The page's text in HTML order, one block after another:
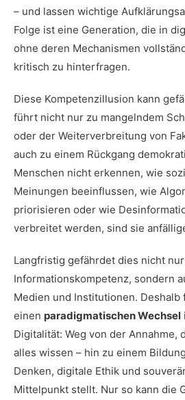
– und lassen wichtige
Folge ist eine Generation, die in
ohne deren Mechanismen
kritisch zu hinterfragen.
Diese Kompetenzillusion kann
führt nicht nur zu mangelndem
oder der Weiterverbreitung von
auch zu einem Rückgang
Menschen nicht erkennen, wie
Meinungen beeinflussen, wie
priorisieren oder wie
verbreitet werden, sind sie
Langfristig gefährdet dies nicht
Informationskompetenz, sondern
Medien und Institutionen.
einen paradigmatischen Wechsel
Digitalität: Weg von der Annahme,
alles wissen – hin zu einem
Denken, digitale Ethik und
Mittelpunkt stellt. Nur so kann die